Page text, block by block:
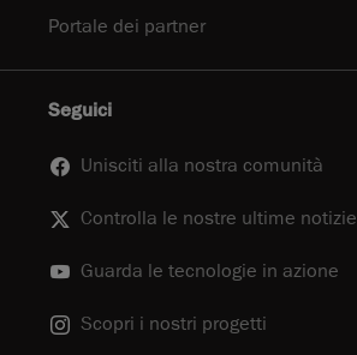
Portale dei partner
Seguici
Unisciti alla nostra comunità
Controlla le nostre ultime notizie
Guarda le tecnologie in azione
Scopri i nostri progetti